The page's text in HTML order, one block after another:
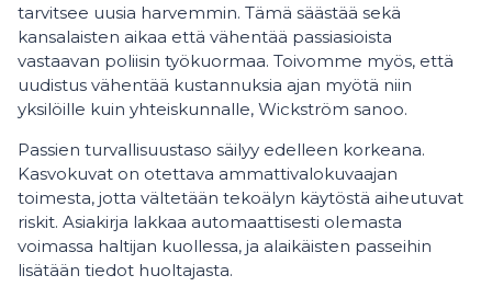
tarvitsee uusia harvemmin. Tämä säästää sekä
kansalaisten aikaa että vähentää passiasioista
vastaavan poliisin työkuormaa. Toivomme myös, että
uudistus vähentää kustannuksia ajan myötä niin
yksilöille kuin yhteiskunnalle, Wickström sanoo.
Passien turvallisuustaso säilyy edelleen korkeana.
Kasvokuvat on otettava ammattivalokuvaajan
toimesta, jotta vältetään tekoälyn käytöstä aiheutuvat
riskit. Asiakirja lakkaa automaattisesti olemasta
voimassa haltijan kuollessa, ja alaikäisten passeihin
lisätään tiedot huoltajasta.